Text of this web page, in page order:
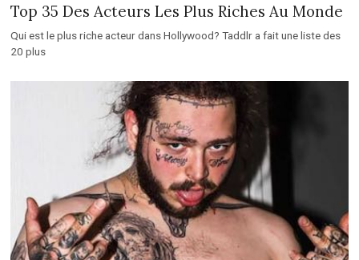
Top 35 Des Acteurs Les Plus Riches Au Monde
Qui est le plus riche acteur dans Hollywood? Taddlr a fait une liste des
20 plus